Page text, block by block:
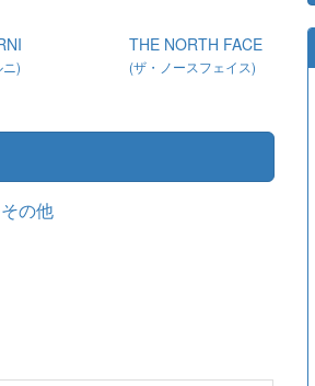
)
THE NORTH FACE
(ザ・ノースフェイス)
その他